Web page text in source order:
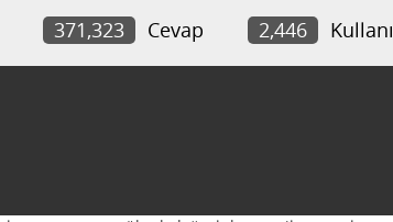
371,323 Cevap 2,446